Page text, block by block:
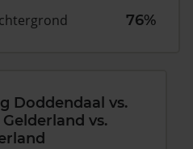
76%
Doddendaal vs.
vs.